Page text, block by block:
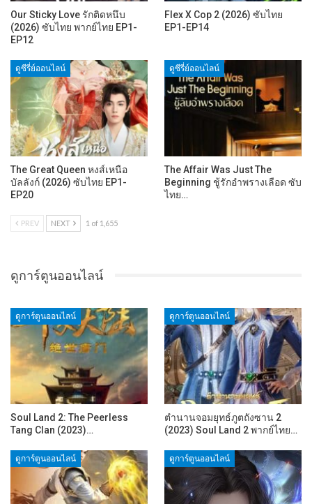
Our Sticky Love รักติดหนึบ
(2026) ซับไทย พากย์ไทย EP1-
EP12
Flex X Cop 2 (2026) ซับไทย
EP1-EP14
ดูซีรี่ย์ออนไลน์
The Great Queen หงส์เหนือ
บัลลังก์ (2026) ซับไทย EP1-
EP20
ดูซีรี่ย์ออนไลน์
The Affair Was Just The
Beginning ชู้รักอำพรางเลือด ซับ
ไทย…
PREV NEXT 1 of 1,655
ดูการ์ตูนออนไลน์
ดูการ์ตูนออนไลน์
Soul Land 2: The Peerless
Tang Clan (2023)…
ดูการ์ตูนออนไลน์
ตำนานจอมยุทธ์ภูตถังซาน 2
(2023) Soul Land 2 พากย์ไทย…
ดูการ์ตูนออนไลน์ ดูการ์ตูนออนไลน์